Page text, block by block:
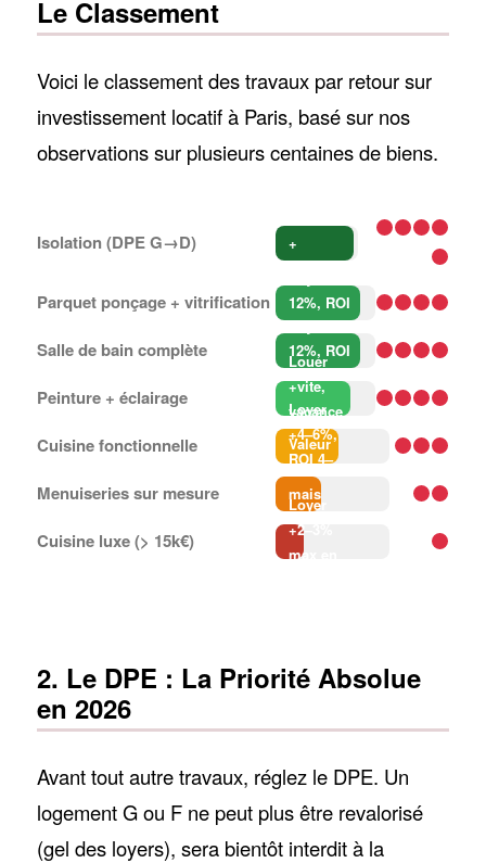
Le Classement
Voici le classement des travaux par retour sur
investissement locatif à Paris, basé sur nos
observations sur plusieurs centaines de biens.
Isolation (DPE G→D)
+
gel loyers
Parquet ponçage + vitrification
12%, ROI
Salle de bain complète
Loyer +8–
12%, ROI
Peinture + éclairage
Louer
+vite,
vacance
−60%
Cuisine fonctionnelle
Loyer
+4–6%,
ROI 4–
6 ans
Menuiseries sur mesure
Valeur
+
mais
Cuisine luxe (> 15k€)
Loyer
+2–3%
max en
2. Le DPE : La Priorité Absolue
en 2026
Avant tout autre travaux, réglez le DPE. Un
logement G ou F ne peut plus être revalorisé
(gel des loyers), sera bientôt interdit à la